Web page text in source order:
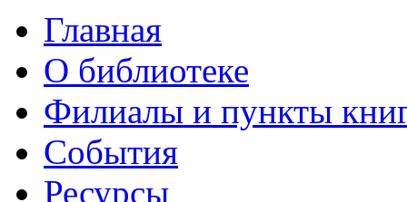
Главная
О библиотеке
Филиалы и пункты
События
Ресурсы